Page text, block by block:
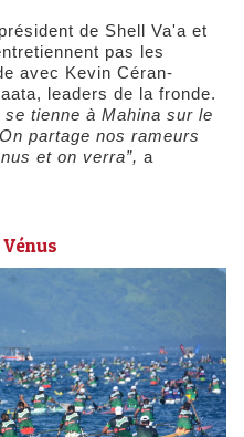
de Shell Va'a et
pas les
avec Kevin Céran-
leaders de la fronde.
tienne à Mahina sur le
partage nos rameurs
et on verra”, a